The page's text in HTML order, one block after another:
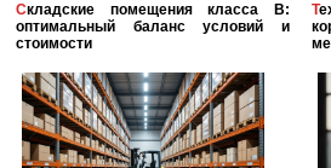
Складские помещения класса B:
оптимальный баланс условий и
стоимости
Технологии в сфере автономных